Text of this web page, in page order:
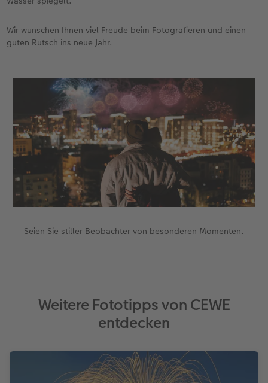
Wir wünschen Ihnen viel Freude beim Fotografieren und einen
guten Rutsch ins neue Jahr.
Seien Sie stiller Beobachter von besonderen Momenten.
Weitere Fototipps von CEWE
entdecken